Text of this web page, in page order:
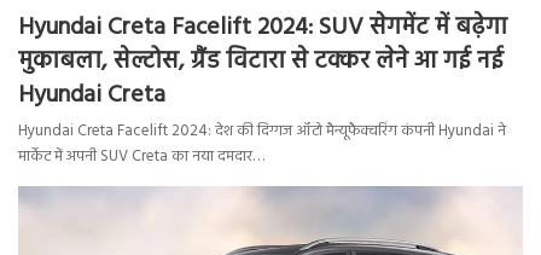
Hyundai Creta Facelift 2024: SUV सेगमेंट में बढ़ेगा
मुकाबला, सेल्टोस, ग्रैंड विटारा से टक्कर लेने आ गई नई
Hyundai Creta
Hyundai Creta Facelift 2024: देश की दिग्गज ऑटो मैन्यूफैक्चरिंग कंपनी Hyundai ने
मार्केट में अपनी SUV Creta का नया दमदार…